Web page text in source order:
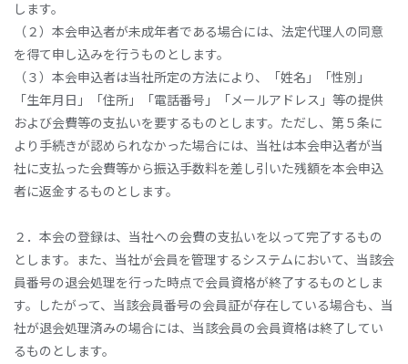
します。
（２）本会申込者が未成年者である場合には、法定代理人の同意
を得て申し込みを行うものとします。
（３）本会申込者は当社所定の方法により、「姓名」「性別」
「生年月日」「住所」「電話番号」「メールアドレス」等の提供
および会費等の支払いを要するものとします。ただし、第５条に
より手続きが認められなかった場合には、当社は本会申込者が当
社に支払った会費等から振込手数料を差し引いた残額を本会申込
者に返金するものとします。
２．本会の登録は、当社への会費の支払いを以って完了するもの
とします。また、当社が会員を管理するシステムにおいて、当該会
員番号の退会処理を行った時点で会員資格が終了するものとしま
す。したがって、当該会員番号の会員証が存在している場合も、当
社が退会処理済みの場合には、当該会員の会員資格は終了してい
るものとします。